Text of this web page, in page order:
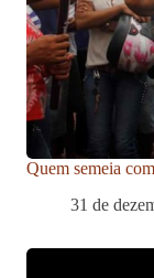
Quem semeia
31 de